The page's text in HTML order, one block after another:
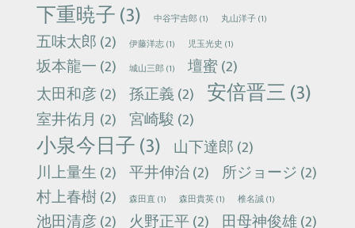
下重暁子(3) 中谷宇吉郎(1) 丸山洋子(1)
五味太郎(2) 伊藤洋志(1) 児玉光史 (1)
坂本龍一(2) 城山三郎(1) 壇蜜(2)
太田和彦(2) 孫正義(2) 安倍晋三(3)
室井佑月 (2) 宮崎駿(2)
小泉今日子(3) 山下達郎(2)
川上量生(2) 平井伸治(2) 所ジョージ(2)
村上春樹(2) 森田直(1) 森田貴英(1) 椎名誠(1)
池田清彦(2) 火野正平(2) 田母神俊雄(2)